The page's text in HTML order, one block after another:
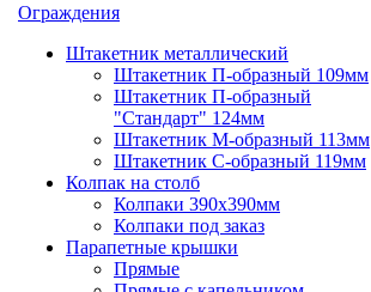
Ограждения
Штакетник металлический
Штакетник П-образный 109мм
Штакетник П-образный
"Стандарт" 124мм
Штакетник М-образный 113мм
Штакетник С-образный 119мм
Колпак на столб
Колпаки 390х390мм
Колпаки под заказ
Парапетные крышки
Прямые